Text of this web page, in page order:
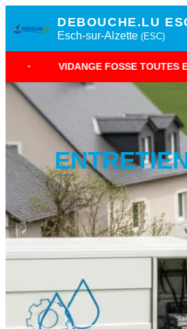
DEBOUCHE.LU
Esch-sur-Alzette (ESC)
FOSSE TOUTES EAUX •